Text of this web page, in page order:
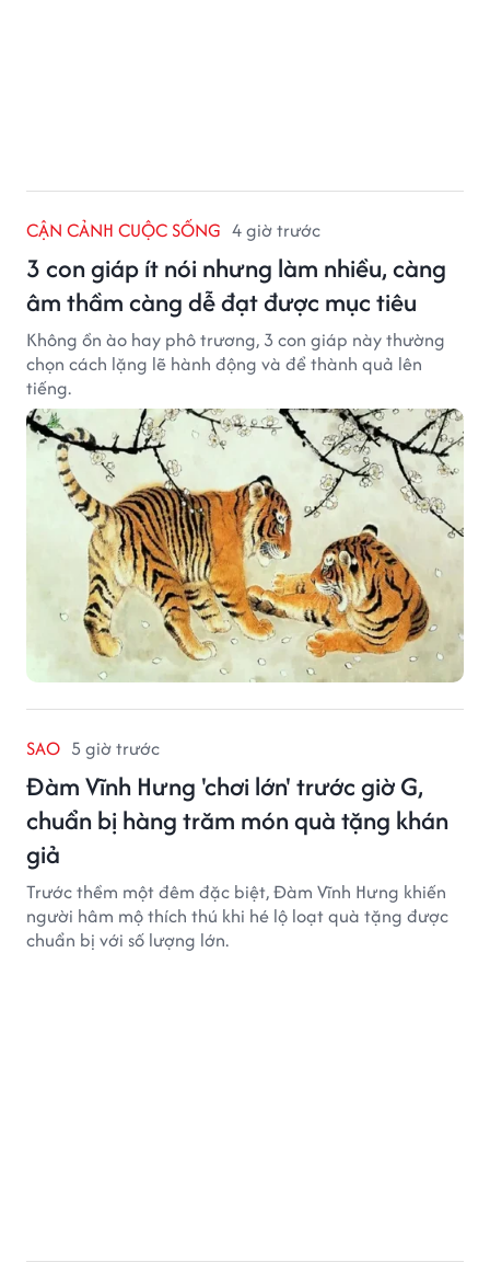
CẬN CẢNH CUỘC SỐNG 4 giờ trước
3 con giáp ít nói nhưng làm nhiều, càng
âm thầm càng dễ đạt được mục tiêu
Không ồn ào hay phô trương, 3 con giáp này thường
chọn cách lặng lẽ hành động và để thành quả lên
tiếng.
SAO 5 giờ trước
Đàm Vĩnh Hưng 'chơi lớn' trước giờ G,
chuẩn bị hàng trăm món quà tặng khán
giả
Trước thềm một đêm đặc biệt, Đàm Vĩnh Hưng khiến
người hâm mộ thích thú khi hé lộ loạt quà tặng được
chuẩn bị với số lượng lớn.